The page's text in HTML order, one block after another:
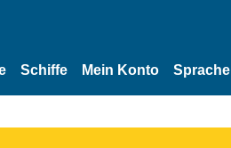
Schiffe Mein Konto Sprache